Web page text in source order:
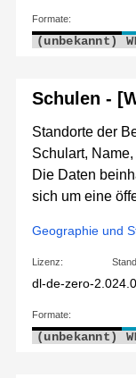
Formate:
(unbekannt)
Schulen -
Standorte der
Schulart,
Die Daten
sich um eine
Geographie und
Lizenz:
dl-de-zero-2.0
Formate:
(unbekannt)